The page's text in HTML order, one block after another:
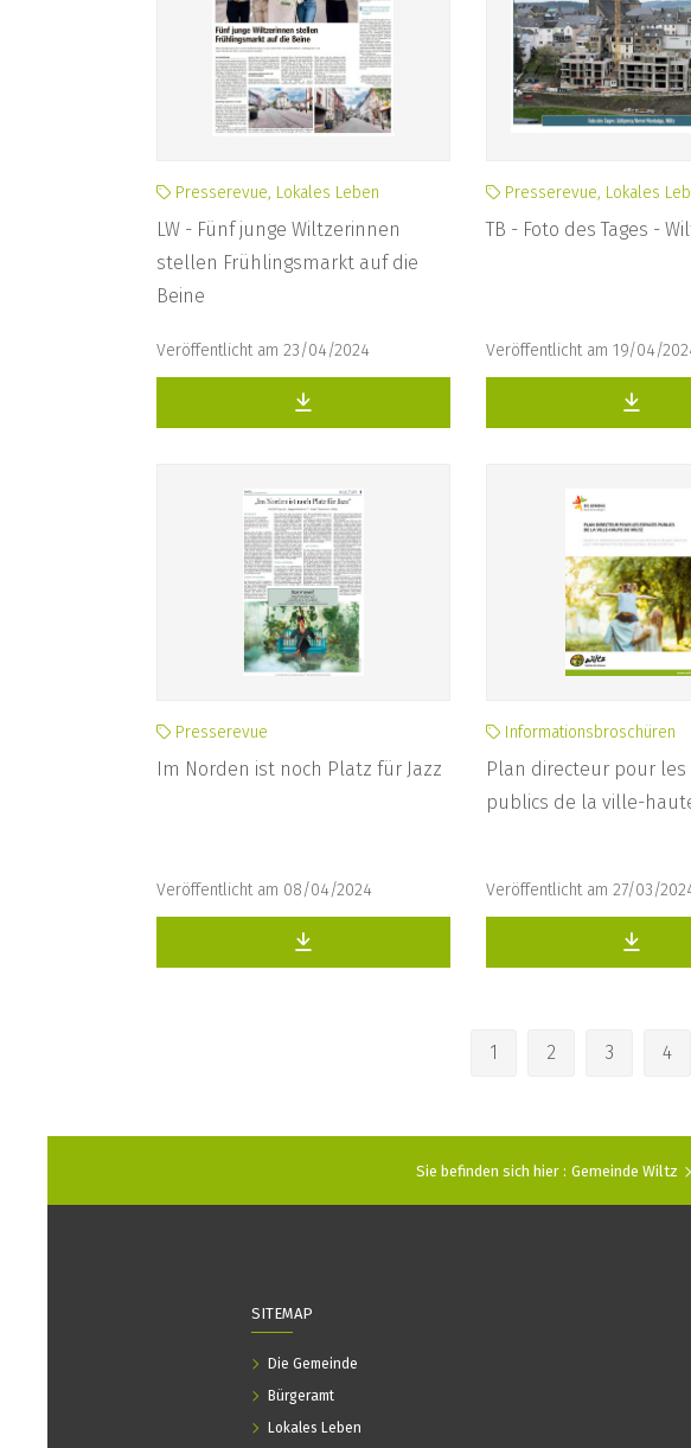
Presserevue, Lokales Leben
LW - Fünf junge Wiltzerinnen
stellen Frühlingsmarkt auf die
Beine
Veröffentlicht am 23/04/2024
Presserevue, Lokales
TB - Foto des Tages -
Veröffentlicht am 19/04/
Presserevue
Im Norden ist noch Platz für Jazz
Veröffentlicht am 08/04/2024
Informationsbroschüren
Plan directeur pour les
publics de la ville-
Veröffentlicht am 27/03/
1 2 3 4
Sie befinden sich hier : Gemeinde Wiltz
SITEMAP
Die Gemeinde
Bürgeramt
Lokales Leben